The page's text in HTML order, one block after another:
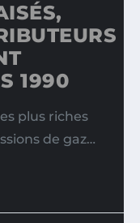
1990
plus riches
de gaz…